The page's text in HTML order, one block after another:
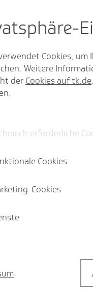
in Sachsen-
Anhalt länger
Cookies,
Weitere
der Cookies auf tk.de
erforderliche
Cookies
Cookies